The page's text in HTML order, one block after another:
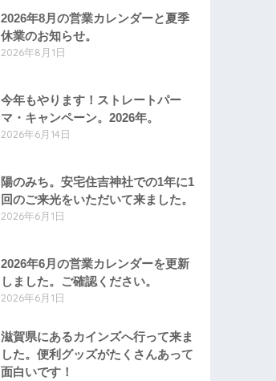
2026年8月の営業カレンダーと夏季
休業のお知らせ。
2026年8月1日
今年もやります！ストレートパー
マ・キャンペーン。2026年。
2026年6月14日
陽のみち。安宅住吉神社での1年に1
回のご来光をいただいて来ました。
2026年6月1日
2026年6月の営業カレンダーを更新
しました。ご確認ください。
2026年6月1日
滋賀県にあるカインズへ行って来ま
した。便利グッズがたくさんあって
面白いです！